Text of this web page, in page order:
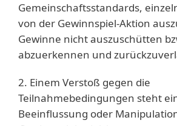
Gemeinschaftsstandards,
von der Gewinnspiel-Aktion
Gewinne nicht auszuschütten
abzuerkennen und
2. Einem Verstoß gegen die
Teilnahmebedingungen steht
Beeinflussung oder